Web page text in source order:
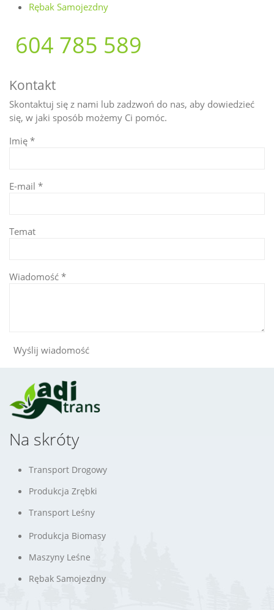
Rębak Samojezdny
604 785 589
Kontakt
Skontaktuj się z nami lub zadzwoń do nas, aby dowiedzieć
się, w jaki sposób możemy Ci pomóc.
Imię *
E-mail *
Temat
Wiadomość *
Na skróty
Transport Drogowy
Produkcja Zrębki
Transport Leśny
Produkcja Biomasy
Maszyny Leśne
Rębak Samojezdny